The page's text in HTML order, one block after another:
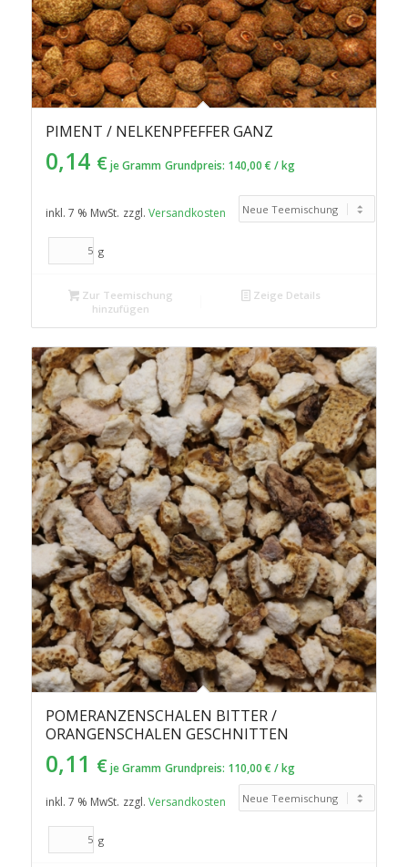
PIMENT / NELKENPFEFFER GANZ
0,14 € je Gramm Grundpreis: 140,00 € /kg
inkl. 7 % MwSt. zzgl. Versandkosten
g
Zur Teemischung
hinzufügen
Zeige Details
POMERANZENSCHALEN BITTER /
ORANGENSCHALEN GESCHNITTEN
0,11 € je Gramm Grundpreis: 110,00 € /kg
inkl. 7 % MwSt. zzgl. Versandkosten
g